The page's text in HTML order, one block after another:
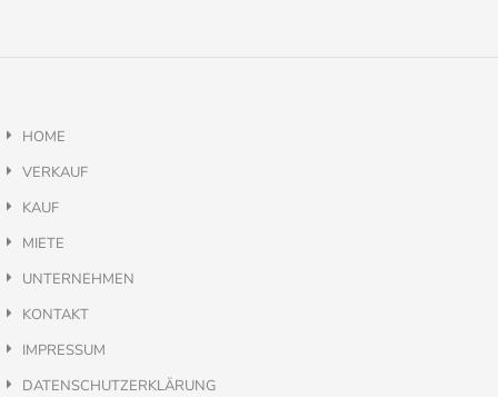
HOME
VERKAUF
KAUF
MIETE
UNTERNEHMEN
KONTAKT
IMPRESSUM
DATENSCHUTZERKLÄRUNG